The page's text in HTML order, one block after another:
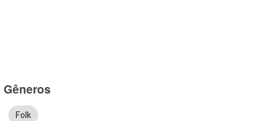
Gêneros
Folk